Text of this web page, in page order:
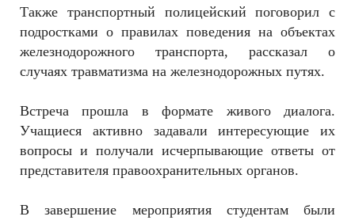
Также транспортный полицейский поговорил с
подростками о правилах поведения на объектах
железнодорожного транспорта, рассказал о
случаях травматизма на железнодорожных путях.
Встреча прошла в формате живого диалога.
Учащиеся активно задавали интересующие их
вопросы и получали исчерпывающие ответы от
представителя правоохранительных органов.
В завершение мероприятия студентам были